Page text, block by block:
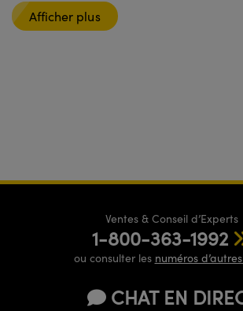
Afficher plus
Ventes & Conseil d’Experts
1-800-363-1992
ou consulter les numéros
CHAT EN